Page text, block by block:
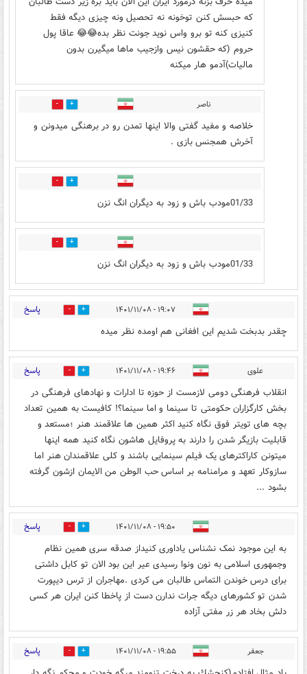
که حبسش کنن توخونه نه تحصیل ونه چیزی دیگه فقط
کنیزی کنه تو برو واس نوید جونت نظر بده😂😂 عاقا پول
حروم (که حقشون نیس وازجیب ماها میگیرن بدون
مالیات)آدمو هار میکنه
ناصر 1
خلاصه و مفید گفتی والا اینها تمدن رو در برهنگی میدونن و
آخرش همجنس بازی .
0
01/33مودب باش و زود به دیگران انگ نزن
0
01/33مودب باش و زود به دیگران انگ نزن
۱۹:۰۷ - ۱۴۰۱/۱۱/۰۸ 3 پاسخ
چقدر بدبخت شدیم این افغانی هم اومده نظر میده
علوی ۱۹:۴۶ - ۱۴۰۱/۱۱/۰۸ 2 پاسخ
انقلاب فرهنگی دومی لازمست از حوزه تا ادارات و نهادهای فرهنگی در
بخش کارگزاران حکومتی تا سینما و اما سینما؟! کافیست به همین تعداد
بچه های تویتر فوق نگاه کنید اکثر همین ها علاقمند هنر ؛مستعد و
قابلیت بازیگر شدن را دارند به پروفایل هاشون نگاه کنید همه اینها
میتونن کاراکترهای یک فیلم سینمایی باشند و کلی علاقمندان هنر اما
سازوکار تعهد و مرامنامه بر اساس حب الوطن من الایمان ازشون گرفته
بشود ...
۱۹:۵۰ - ۱۴۰۱/۱۱/۰۸ 0 پاسخ
به این موجود نمک نشناس یاداوری کنیداز صدقه سری همین نظام
وجمهوری اسلامی به نون ونوا رسیدی عیر این بود الان تو کابل داشتی
برای درس خوندن التماس طالبان می کردی .مهاجران از ترس دیپورت
شدن تو کشورهای دیگه جرات ندارن دست از پاخطا کنن ایران هر کسی
دلش بخاد هر زر مفتی آزاده
جعفر ۱۹:۵۵ - ۱۴۰۱/۱۱/۰۸ 0 پاسخ